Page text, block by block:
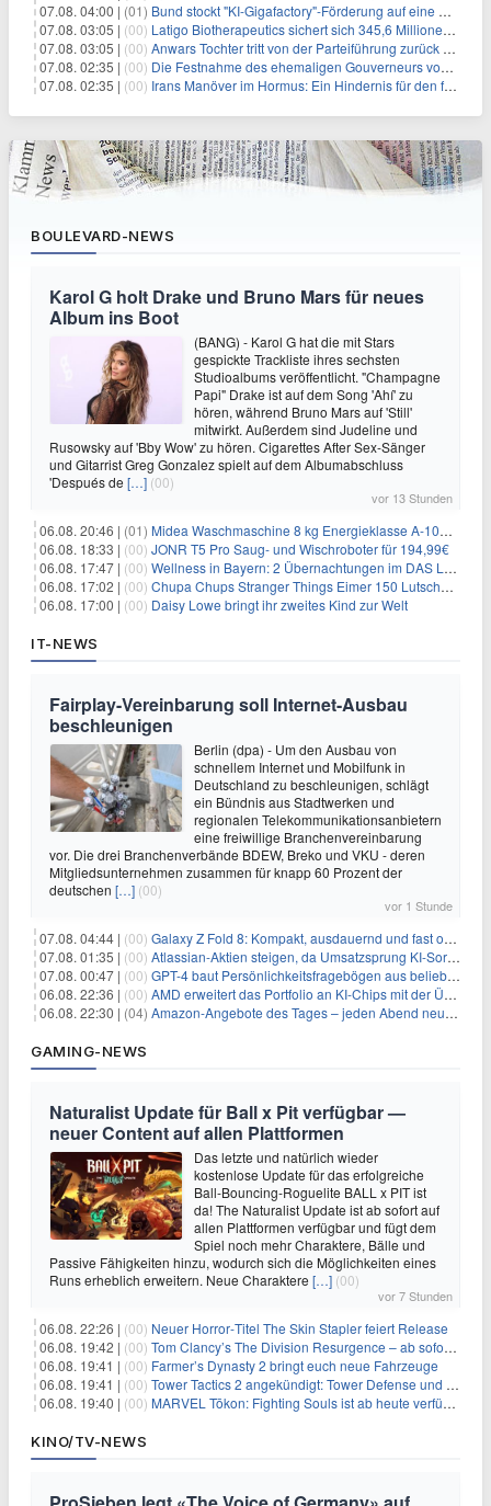
07.08. 04:00 | (01) Bund stockt "KI-Gigafactory"-Förderung auf eine Milliarde Euro auf
07.08. 03:05 | (00) Latigo Biotherapeutics sichert sich 345,6 Millionen Dollar in einer erhöhten IPO und ebnet den Weg für nicht-opioide Schmerztherapie
07.08. 03:05 | (00) Anwars Tochter tritt von der Parteiführung zurück und hebt politische Turbulenzen hervor
07.08. 02:35 | (00) Die Festnahme des ehemaligen Gouverneurs von Mexiko hebt die anhaltenden Herausforderungen in der Governance und im Geschäftsumfeld hervor
07.08. 02:35 | (00) Irans Manöver im Hormus: Ein Hindernis für den freien Handel und das Investorenvertrauen
BOULEVARD-NEWS
Karol G holt Drake und Bruno Mars für neues
Album ins Boot
(BANG) - Karol G hat die mit Stars
gespickte Trackliste ihres sechsten
Studioalbums veröffentlicht. "Champagne
Papi" Drake ist auf dem Song 'Ahí' zu
hören, während Bruno Mars auf 'Still'
mitwirkt. Außerdem sind Judeline und
Rusowsky auf 'Bby Wow' zu hören. Cigarettes After Sex-Sänger
und Gitarrist Greg Gonzalez spielt auf dem Albumabschluss
'Después de […] (00)
vor 13 Stunden
06.08. 20:46 | (01) Midea Waschmaschine 8 kg Energieklasse A-10% 1400 U/Min für 289,97€
06.08. 18:33 | (00) JONR T5 Pro Saug- und Wischroboter für 194,99€
06.08. 17:47 | (00) Wellness in Bayern: 2 Übernachtungen im DAS LUDWIG Sports Resort inkl. HP + Wellness ab 174€ p.P.
06.08. 17:02 | (00) Chupa Chups Stranger Things Eimer 150 Lutscher für 21,95€
06.08. 17:00 | (00) Daisy Lowe bringt ihr zweites Kind zur Welt
IT-NEWS
Fairplay-Vereinbarung soll Internet-Ausbau
beschleunigen
Berlin (dpa) - Um den Ausbau von
schnellem Internet und Mobilfunk in
Deutschland zu beschleunigen, schlägt
ein Bündnis aus Stadtwerken und
regionalen Telekommunikationsanbietern
eine freiwillige Branchenvereinbarung
vor. Die drei Branchenverbände BDEW, Breko und VKU - deren
Mitgliedsunternehmen zusammen für knapp 60 Prozent der
deutschen […] (00)
vor 1 Stunde
07.08. 04:44 | (00) Galaxy Z Fold 8: Kompakt, ausdauernd und fast ohne Falte
07.08. 01:35 | (00) Atlassian-Aktien steigen, da Umsatzsprung KI-Sorgen dämpft
07.08. 00:47 | (00) GPT-4 baut Persönlichkeitsfragebögen aus beliebigen Texten und sagt Antworten voraus
06.08. 22:36 | (00) AMD erweitert das Portfolio an KI-Chips mit der Übernahme von Taalas
06.08. 22:30 | (04) Amazon-Angebote des Tages – jeden Abend neue Deals zum Stöbern
GAMING-NEWS
Naturalist Update für Ball x Pit verfügbar —
neuer Content auf allen Plattformen
Das letzte und natürlich wieder
kostenlose Update für das erfolgreiche
Ball-Bouncing-Roguelite BALL x PIT ist
da! The Naturalist Update ist ab sofort auf
allen Plattformen verfügbar und fügt dem
Spiel noch mehr Charaktere, Bälle und
Passive Fähigkeiten hinzu, wodurch sich die Möglichkeiten eines
Runs erheblich erweitern. Neue Charaktere […] (00)
vor 7 Stunden
06.08. 22:26 | (00) Neuer Horror‑Titel The Skin Stapler feiert Release
06.08. 19:42 | (00) Tom Clancy’s The Division Resurgence – ab sofort für euch verfügbar
06.08. 19:41 | (00) Farmer’s Dynasty 2 bringt euch neue Fahrzeuge
06.08. 19:41 | (00) Tower Tactics 2 angekündigt: Tower Defense und Deckbuilding Kombo kehrt zurück
06.08. 19:40 | (00) MARVEL Tōkon: Fighting Souls ist ab heute verfügbar
KINO/TV-NEWS